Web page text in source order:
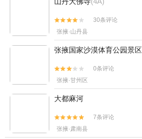


30条评论
张掖·山丹县
张掖国家沙漠体育公园景区


0条评论
张掖·甘州区
大都麻河


7条评论
张掖·肃南县